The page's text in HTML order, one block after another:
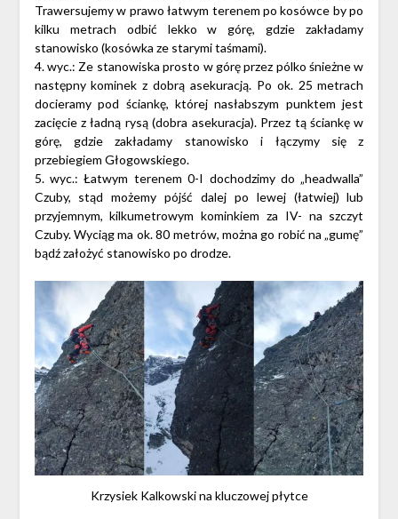
Trawersujemy w prawo łatwym terenem po kosówce by po
kilku metrach odbić lekko w górę, gdzie zakładamy
stanowisko (kosówka ze starymi taśmami).
4. wyc.: Ze stanowiska prosto w górę przez pólko śnieżne w
następny kominek z dobrą asekuracją. Po ok. 25 metrach
docieramy pod ściankę, której nasłabszym punktem jest
zacięcie z ładną rysą (dobra asekuracja). Przez tą ściankę w
górę, gdzie zakładamy stanowisko i łączymy się z
przebiegiem Głogowskiego.
5. wyc.: Łatwym terenem 0-I dochodzimy do „headwalla”
Czuby, stąd możemy pójść dalej po lewej (łatwiej) lub
przyjemnym, kilkumetrowym kominkiem za IV- na szczyt
Czuby. Wyciąg ma ok. 80 metrów, można go robić na „gumę”
bądź założyć stanowisko po drodze.
Krzysiek Kalkowski na kluczowej płytce